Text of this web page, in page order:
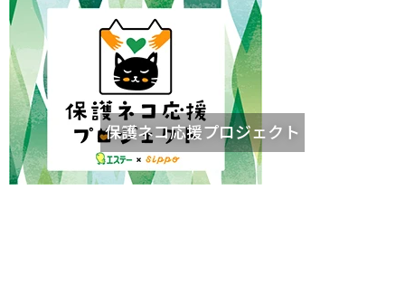
保護ネコ応援プロジェクト